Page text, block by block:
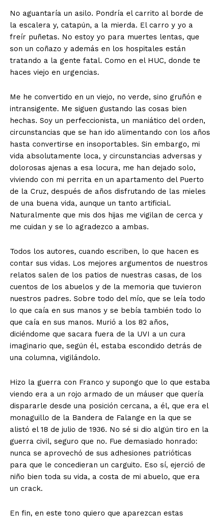
No aguantaría un asilo. Pondría el carrito al borde de
la escalera y, catapún, a la mierda. El carro y yo a
freír puñetas. No estoy yo para muertes lentas, que
son un coñazo y además en los hospitales están
tratando a la gente fatal. Como en el HUC, donde te
haces viejo en urgencias.
Me he convertido en un viejo, no verde, sino gruñón e
intransigente. Me siguen gustando las cosas bien
hechas. Soy un perfeccionista, un maniático del orden,
circunstancias que se han ido alimentando con los años
hasta convertirse en insoportables. Sin embargo, mi
vida absolutamente loca, y circunstancias adversas y
dolorosas ajenas a esa locura, me han dejado solo,
viviendo con mi perrita en un apartamento del Puerto
de la Cruz, después de años disfrutando de las mieles
de una buena vida, aunque un tanto artificial.
Naturalmente que mis dos hijas me vigilan de cerca y
me cuidan y se lo agradezco a ambas.
Todos los autores, cuando escriben, lo que hacen es
contar sus vidas. Los mejores argumentos de nuestros
relatos salen de los patios de nuestras casas, de los
cuentos de los abuelos y de la memoria que tuvieron
nuestros padres. Sobre todo del mío, que se leía todo
lo que caía en sus manos y se bebía también todo lo
que caía en sus manos. Murió a los 82 años,
diciéndome que sacara fuera de la UVI a un cura
imaginario que, según él, estaba escondido detrás de
una columna, vigilándolo.
Hizo la guerra con Franco y supongo que lo que estaba
viendo era a un rojo armado de un máuser que quería
dispararle desde una posición cercana, a él, que era el
monaguillo de la Bandera de Falange en la que se
alistó el 18 de julio de 1936. No sé si dio algún tiro en la
guerra civil, seguro que no. Fue demasiado honrado:
nunca se aprovechó de sus adhesiones patrióticas
para que le concedieran un carguito. Eso sí, ejerció de
niño bien toda su vida, a costa de mi abuelo, que era
un crack.
En fin, en este tono quiero que aparezcan estas